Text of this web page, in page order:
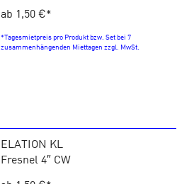
ab 1,50 €*
*Tagesmietpreis pro Produkt bzw. Set bei 7
zusammenhängenden Miettagen zzgl. MwSt.
ELATION KL
Fresnel 4″ CW